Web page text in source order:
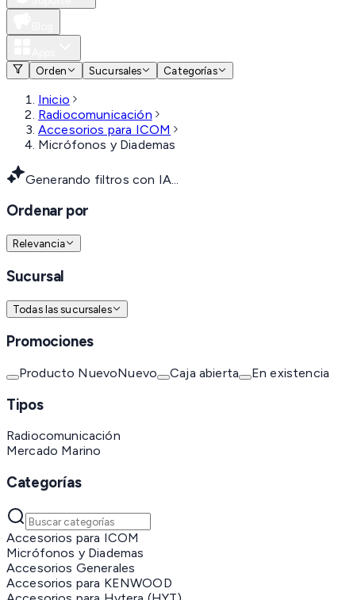
Orden
Sucursales Categorías
Inicio
Radiocomunicación
Accesorios para ICOM
Micrófonos y Diademas
Generando filtros con IA...
Ordenar por
Relevancia
Sucursal
Todas las sucursales
Promociones
Producto NuevoNuevo Caja abierta En existencia
Tipos
Radiocomunicación
Mercado Marino
Categorías
Accesorios para ICOM
Micrófonos y Diademas
Accesorios Generales
Accesorios para KENWOOD